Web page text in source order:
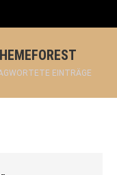
EINTRÄGE